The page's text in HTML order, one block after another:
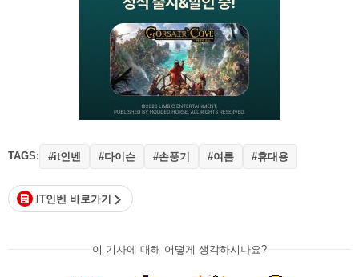
TAGS: #it인벤 #다이슨 #손풍기 #여름 #휴대용
IT인벤 바로가기
이 기사에 대해 어떻게 생각하시나요?